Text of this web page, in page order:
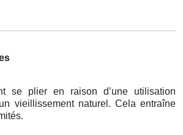
se plier en raison d’une utilisation
vieillissement naturel. Cela entraîne